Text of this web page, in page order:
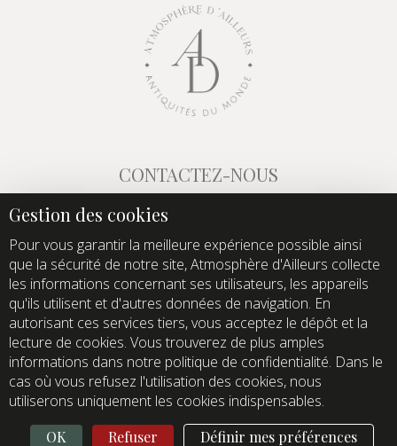
CONTACTEZ-NOUS
info@atmospheredailleurs.com
Tel :
+33 (0)1 60 12 68 26
Domaine de Quincampoix
Route de Roussigny
91470 Les Molières
France
Showroom ouvert aux professionnels sur rendez-vous
uniquement
Pour vous garantir la meilleure expérience possible ainsi
que la sécurité de notre site, Atmosphère d'Ailleurs collecte
les informations concernant ses utilisateurs, les appareils
qu'ils utilisent et d'autres données de navigation. En
autorisant ces services tiers, vous acceptez le dépôt et la
lecture de cookies. Vous trouverez de plus amples
informations dans notre politique de confidentialité. Dans le
cas où vous refusez l'utilisation des cookies, nous
utiliserons uniquement les cookies indispensables.
OK Refuser Définir mes préférences